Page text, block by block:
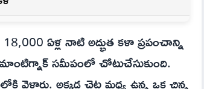
18,000 ఏళ్ల నాటి అద్భుత కళా ప్రపంచాన్ని
సమీపంలో చోటుచేసుకుంది.
వెళ్లారు. అక్కడ చెట్ల మధ్య ఉన్న ఒక చిన్న